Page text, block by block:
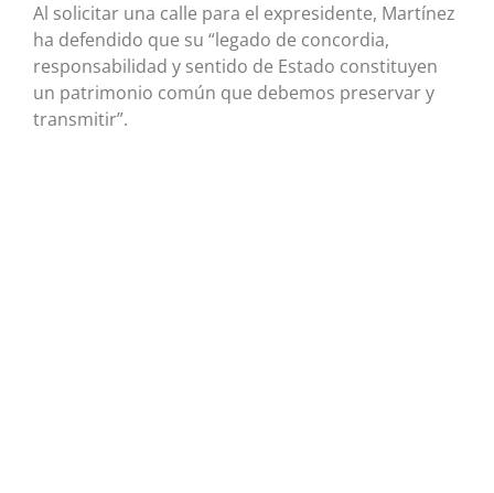
Al solicitar una calle para el expresidente, Martínez
ha defendido que su “legado de concordia,
responsabilidad y sentido de Estado constituyen
un patrimonio común que debemos preservar y
transmitir”.